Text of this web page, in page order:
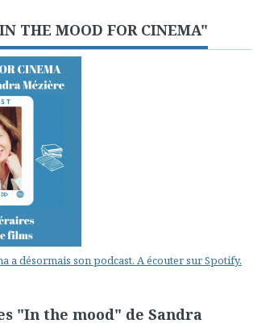
THE MOOD FOR CINEMA"
a désormais son podcast. A écouter sur Spotify.
"In the mood" de Sandra